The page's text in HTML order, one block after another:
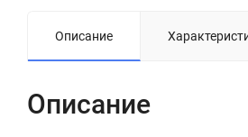
Описание
Описание